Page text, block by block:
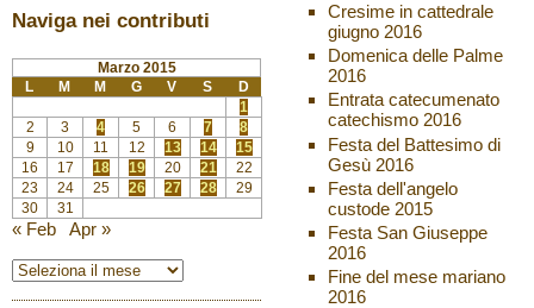
Naviga nei contributi
Marzo 2015
L
M M G V S
D
1
2
3 4 5 6 7
8
9
10 11 12 13 14
15
16
17 18 19 20 21
22
23
24 25 26 27 28
29
30
31
« Feb Apr »
Cresime in cattedrale
giugno 2016
Domenica delle Palme
2016
Entrata catecumenato
catechismo 2016
Festa del Battesimo di
Gesù 2016
Festa dell'angelo
custode 2015
Festa San Giuseppe
2016
Fine del mese mariano
2016